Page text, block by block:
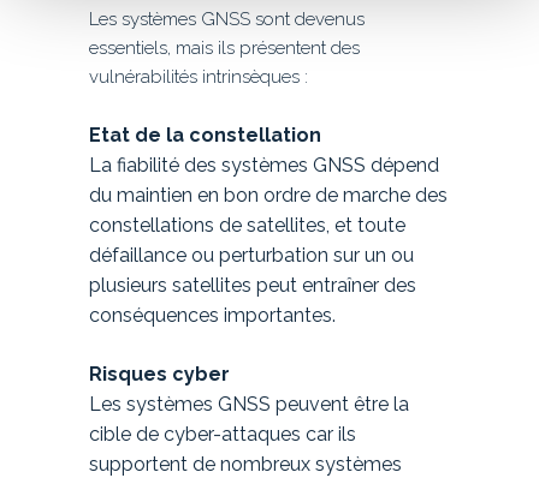
Les systèmes GNSS sont devenus
essentiels, mais ils présentent des
vulnérabilités intrinsèques :
Etat de la constellation
La fiabilité des systèmes GNSS dépend
du maintien en bon ordre de marche des
constellations de satellites, et toute
défaillance ou perturbation sur un ou
plusieurs satellites peut entraîner des
conséquences importantes.
Risques cyber
Les systèmes GNSS peuvent être la
cible de cyber-attaques car ils
supportent de nombreux systèmes